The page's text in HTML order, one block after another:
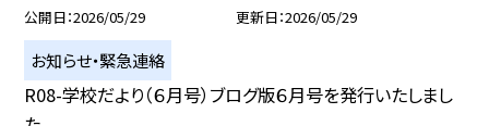
公開日 2026/05/29 更新日 2026/05/29
お知らせ・緊急連絡
R08-学校だより（６月号）ブログ版６月号を発行いたしまし